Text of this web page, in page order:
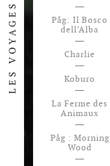
Påg: Il Bosco
dell’Alba
Charlie
Koburo
La Ferme des
Animaux
Påg : Morning
Wood